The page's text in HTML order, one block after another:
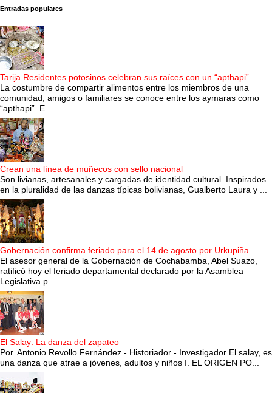
Entradas populares
Tarija Residentes potosinos celebran sus raíces con un “apthapi”
La costumbre de compartir alimentos entre los miembros de una
comunidad, amigos o familiares se conoce entre los aymaras como
“apthapi”. E...
Crean una línea de muñecos con sello nacional
Son livianas, artesanales y cargadas de identidad cultural. Inspirados
en la pluralidad de las danzas típicas bolivianas, Gualberto Laura y ...
Gobernación confirma feriado para el 14 de agosto por Urkupiña
El asesor general de la Gobernación de Cochabamba, Abel Suazo,
ratificó hoy el feriado departamental declarado por la Asamblea
Legislativa p...
El Salay: La danza del zapateo
Por. Antonio Revollo Fernández - Historiador - Investigador El salay, es
una danza que atrae a jóvenes, adultos y niños I. EL ORIGEN PO...